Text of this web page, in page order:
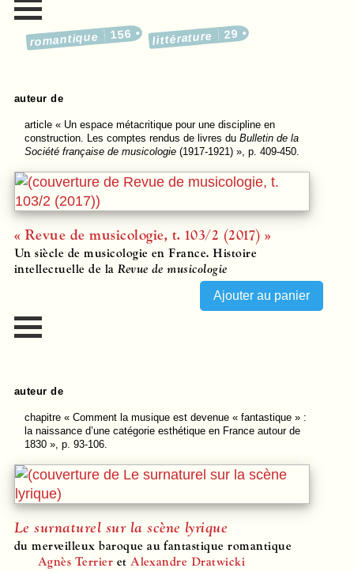
romantique 156 littérature 29
auteur de
article« Un espace métacritique pour une discipline en
construction. Les comptes rendus de livres du Bulletin de la
Société française de musicologie(1917-1921) », p. 409-450.
« Revue de musicologie, t. 103/2 (2017) »
Un siècle de musicologie en France. Histoire
intellectuelle de laRevue de musicologie
auteur de
chapitre« Comment la musique est devenue « fantastique » :
la naissance d’une catégorie esthétique en France autour de
1830 », p. 93-106.
Le surnaturel sur la scène lyrique
du merveilleux baroque au fantastique romantique
Agnès Terrier etAlexandre Dratwicki